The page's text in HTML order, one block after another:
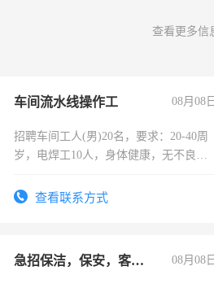
查看更多信
车间流水线操作工 08月08日
招聘车间工人(男)20名，要求：20-40周
岁，电焊工10人，身体健康，无不良嗜
宿，免费发放劳保用品，两班倒，每月
查看联系方式
急招保洁，保安，客服，工程 08月08日